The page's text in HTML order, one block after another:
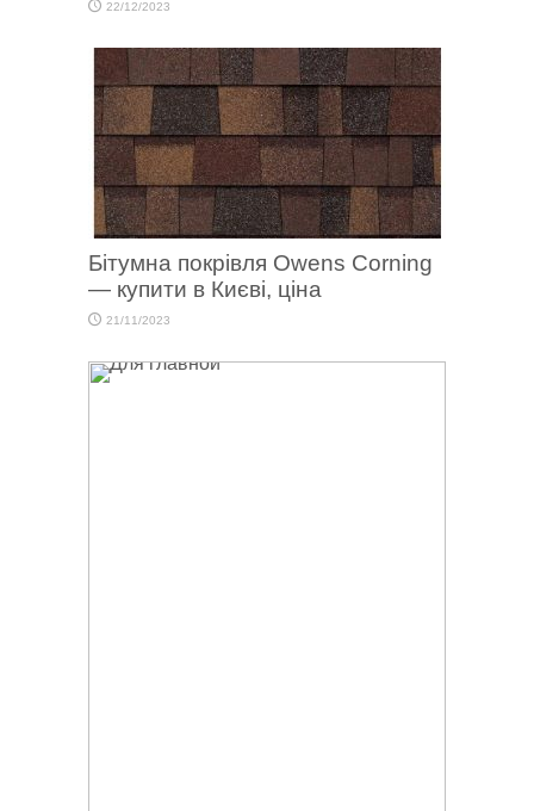
22/12/2023
Бітумна покрівля Owens Corning
— купити в Києві, ціна
21/11/2023